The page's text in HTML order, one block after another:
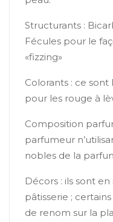
Structurants :
Fécules pour le
«fizzing»
Colorants : ce
pour les rouge à
Composition
parfumeur
nobles de la
Décors : ils sont
pâtisserie ;
de renom sur la